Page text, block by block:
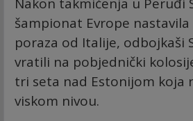
šampionat Evrope
poraza od Italije, odbojkaši
vratili na pobjednički
tri seta nad Estonijom koja
viskom nivou.